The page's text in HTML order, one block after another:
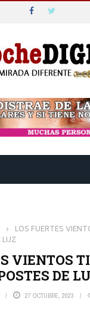
› LOS FUERTES
LUZ
VIENTOS
DE
27 OCTUBRE, 2023